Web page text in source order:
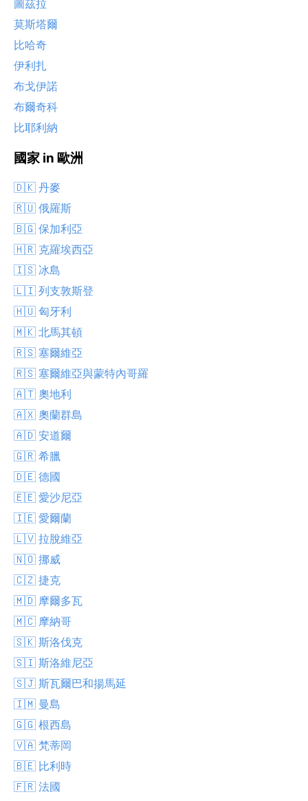
圖茲拉
莫斯塔爾
比哈奇
伊利扎
布戈伊諾
布爾奇科
比耶利納
國家 in 歐洲
🇩🇰 丹麥
🇷🇺 俄羅斯
🇧🇬 保加利亞
🇭🇷 克羅埃西亞
🇮🇸 冰島
🇱🇮 列支敦斯登
🇭🇺 匈牙利
🇲🇰 北馬其頓
🇷🇸 塞爾維亞
🇷🇸 塞爾維亞與蒙特內哥羅
🇦🇹 奧地利
🇦🇽 奧蘭群島
🇦🇩 安道爾
🇬🇷 希臘
🇩🇪 德國
🇪🇪 愛沙尼亞
🇮🇪 愛爾蘭
🇱🇻 拉脫維亞
🇳🇴 挪威
🇨🇿 捷克
🇲🇩 摩爾多瓦
🇲🇨 摩納哥
🇸🇰 斯洛伐克
🇸🇮 斯洛維尼亞
🇸🇯 斯瓦爾巴和揚馬延
🇮🇲 曼島
🇬🇬 根西島
🇻🇦 梵蒂岡
🇧🇪 比利時
🇫🇷 法國